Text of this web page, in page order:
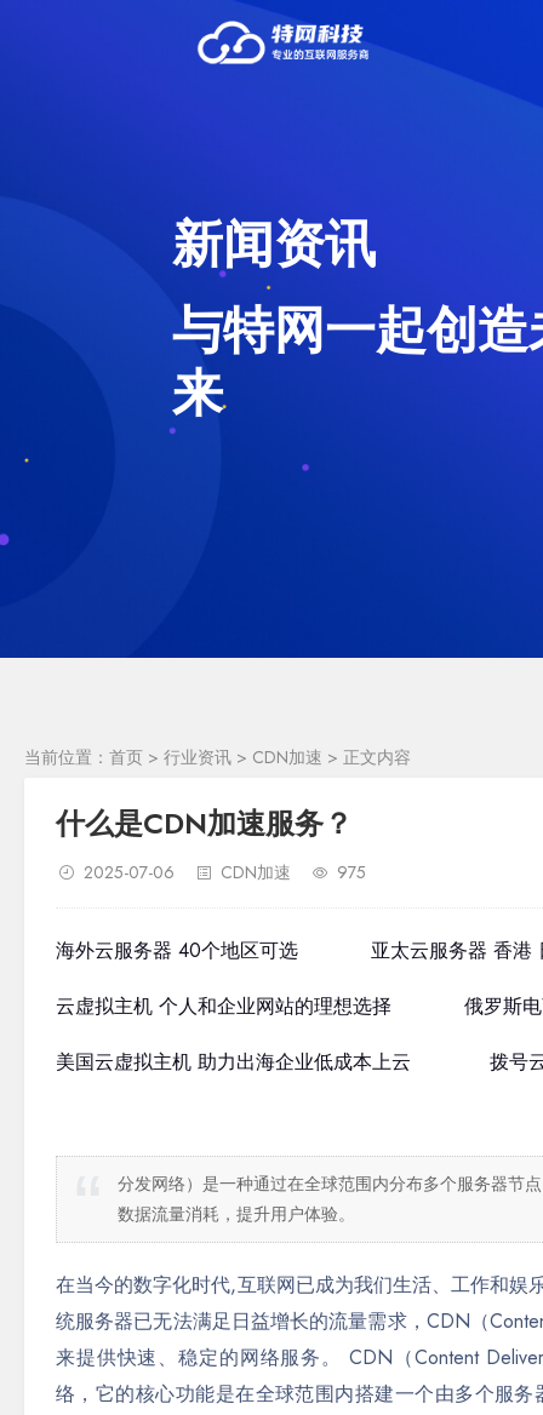
新闻资讯
与特网一起创
来
当前位置： 首页 > 行业资讯 > CDN加速 > 正文内容
什么是CDN加速服务？
2025-07-06 CDN加速 975
海外云服务器 40个地区可选
亚太云服务器 香港
云虚拟主机 个人和企业网站的理想选择
俄罗斯
美国云虚拟主机 助力出海企业低成本上云
拨号
分发网络）是一种通过在全球范围内分布多个服务器节
数据流量消耗，提升用户体验。
在当今的数字化时代,互联网已成为我们生活、工作和
统服务器已无法满足日益增长的流量需求，CDN（
来提供快速、稳定的网络服务。 CDN（Content
络，它的核心功能是在全球范围内搭建一个由多个服